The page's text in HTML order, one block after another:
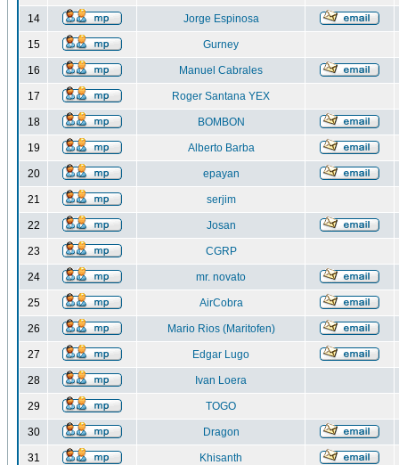
14 Jorge Espinosa
15 Gurney
16 Manuel Cabrales
17 Roger Santana YEX
18 BOMBON
19 Alberto Barba
20 epayan
21 serjim
22 Josan
23 CGRP
24 mr. novato
25 AirCobra
26 Mario Rios (Maritofen)
27 Edgar Lugo
28 Ivan Loera
29 TOGO
30 Dragon
31 Khisanth